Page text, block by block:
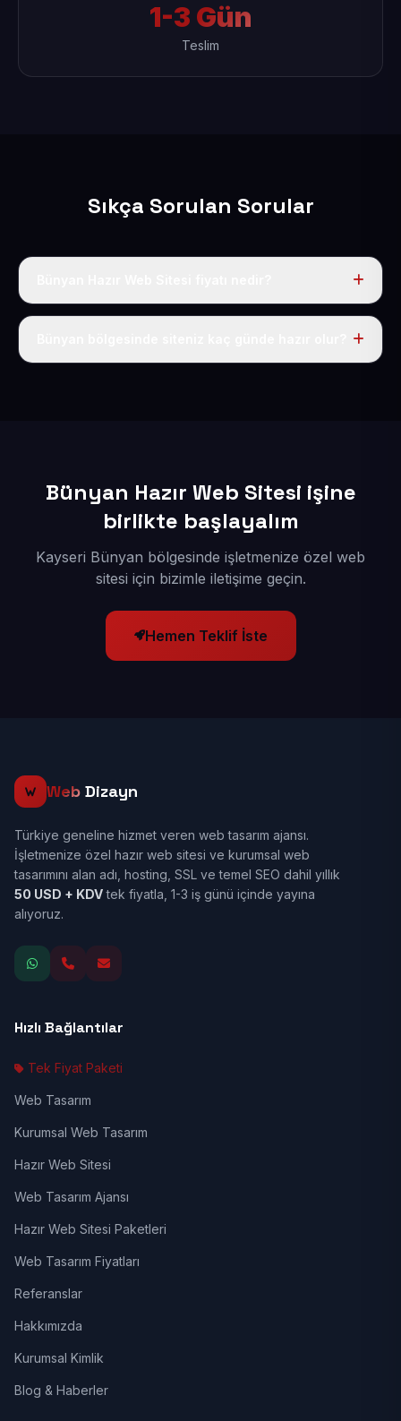
1-3 Gün
Teslim
Sıkça Sorulan Sorular
Tek fiyat uygulanır: yıllık 50 USD + KDV. Bu bedele alan
Bünyan Hazır Web Sitesi işine
birlikte başlayalım
Kayseri Bünyan bölgesinde işletmenize özel web
sitesi için bizimle iletişime geçin.
Hemen Teklif İste
Web Dizayn
Türkiye geneline hizmet veren web tasarım ajansı.
İşletmenize özel hazır web sitesi ve kurumsal web
tasarımını alan adı, hosting, SSL ve temel SEO dahil yıllık
50 USD + KDVtek fiyatla, 1-3 iş günü içinde yayına
alıyoruz.
Hızlı Bağlantılar
Tek Fiyat Paketi
Web Tasarım
Kurumsal Web Tasarım
Hazır Web Sitesi
Web Tasarım Ajansı
Hazır Web Sitesi Paketleri
Web Tasarım Fiyatları
Referanslar
Hakkımızda
Kurumsal Kimlik
Blog & Haberler